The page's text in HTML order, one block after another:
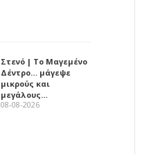
Στενό | Το Μαγεμένο
Δέντρο… μάγεψε
μικρούς και
μεγάλους…
08-08-2026